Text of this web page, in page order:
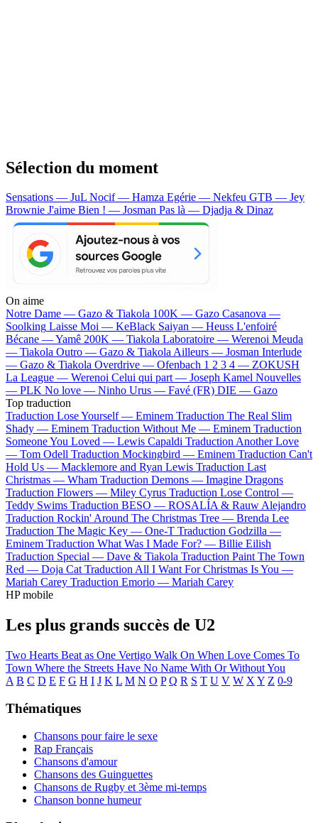
Sélection du moment
Sensations — JuL Nocif — Hamza Egérie — Nekfeu GTB — Jey
Brownie J'aime Bien ! — Josman Pas là — Djadja & Dinaz
On aime
Notre Dame — Gazo & Tiakola 100K — Gazo Casanova —
Soolking Laisse Moi — KeBlack Saiyan — Heuss L'enfoiré
Bécane —Yamê 200K — Tiakola Laboratoire — Werenoi Meuda
— Tiakola Outro — Gazo & TiakolaAilleurs — Josman Interlude
— Gazo & Tiakola Overdrive — Ofenbach 1 2 3 4 — ZOKUSH
La League — Werenoi Celui qui part — Joseph Kamel Nouvelles
— PLK No love — Ninho Urus — Favé (FR) DIE — Gazo
Top traduction
Traduction Lose Yourself — Eminem Traduction The Real Slim
Shady — Eminem Traduction Without Me — Eminem Traduction
Someone You Loved — Lewis Capaldi Traduction Another Love
— Tom Odell Traduction Mockingbird — Eminem Traduction Can't
Hold Us — Macklemore and Ryan Lewis Traduction Last
Christmas — Wham Traduction Demons — Imagine Dragons
Traduction Flowers — Miley Cyrus Traduction Lose Control —
Teddy Swims Traduction BESO — ROSALÍA & Rauw Alejandro
Traduction Rockin' Around The Christmas Tree — Brenda Lee
Traduction The Magic Key — One-T Traduction Godzilla —
Eminem Traduction What Was I Made For? — Billie Eilish
Traduction Special — Dave & Tiakola Traduction Paint The Town
Red — Doja Cat Traduction All I Want For Christmas Is You —
Mariah Carey Traduction Emorio — Mariah Carey
HP mobile
Les plus grands succès de U2
Two Hearts Beat as One Vertigo Walk On When Love Comes To
Town Where the Streets Have No Name With Or Without You
A B C D E F G H I J K L M N O P Q R S T U V W X Y Z 0-9
Thématiques
Chansons pour faire le sexe
Rap Français
Chansons d'amour
Chansons des Guinguettes
Chansons de Rugby et 3ème mi-temps
Chanson bonne humeur